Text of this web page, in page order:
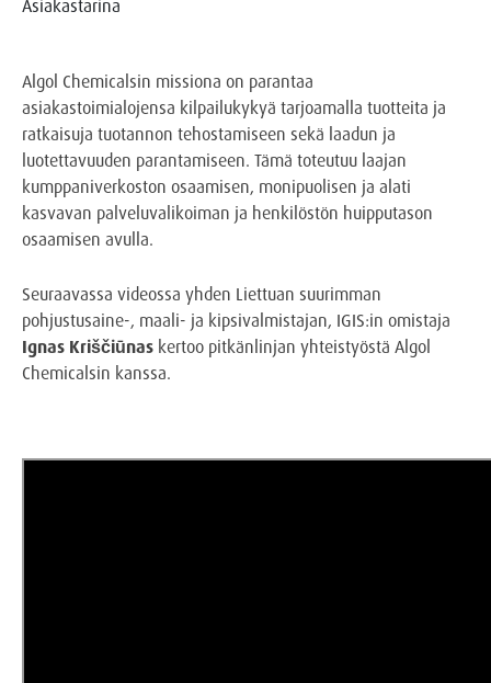
Asiakastarina
Algol Chemicalsin missiona on parantaa
asiakastoimialojensa kilpailukykyä tarjoamalla tuotteita ja
ratkaisuja tuotannon tehostamiseen sekä laadun ja
luotettavuuden parantamiseen. Tämä toteutuu laajan
kumppaniverkoston osaamisen, monipuolisen ja alati
kasvavan palveluvalikoiman ja henkilöstön huipputason
osaamisen avulla.
Seuraavassa videossa yhden Liettuan suurimman
pohjustusaine-, maali- ja kipsivalmistajan, IGIS:in omistaja
Ignas Kriščiūnas kertoo pitkänlinjan yhteistyöstä Algol
Chemicalsin kanssa.